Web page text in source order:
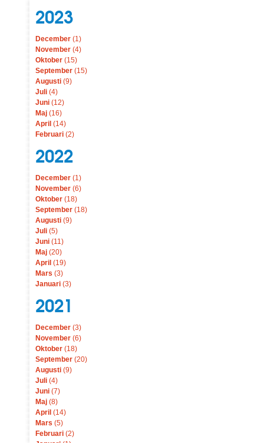
2023
December (1)
November (4)
Oktober (15)
September (15)
Augusti (9)
Juli (4)
Juni (12)
Maj (16)
April (14)
Februari (2)
2022
December (1)
November (6)
Oktober (18)
September (18)
Augusti (9)
Juli (5)
Juni (11)
Maj (20)
April (19)
Mars (3)
Januari (3)
2021
December (3)
November (6)
Oktober (18)
September (20)
Augusti (9)
Juli (4)
Juni (7)
Maj (8)
April (14)
Mars (5)
Februari (2)